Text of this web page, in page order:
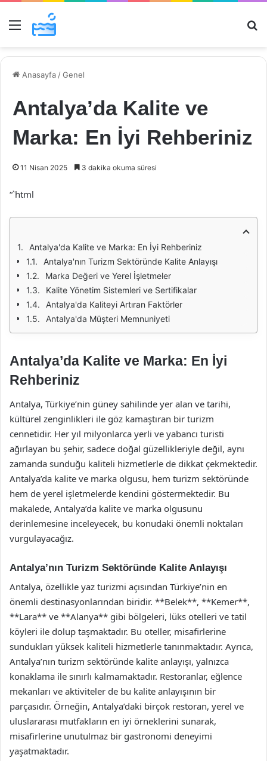
Menü
Anasayfa /Genel
Antalya’da Kalite ve
Marka: En İyi Rehberiniz
11 Nisan 2025 3 dakika okuma süresi
“`html
Antalya'da Kalite ve Marka: En İyi Rehberiniz
Antalya'nın Turizm Sektöründe Kalite Anlayışı
Marka Değeri ve Yerel İşletmeler
Kalite Yönetim Sistemleri ve Sertifikalar
Antalya'da Kaliteyi Artıran Faktörler
Antalya'da Müşteri Memnuniyeti
Antalya’da Kalite ve Marka: En İyi
Rehberiniz
Antalya, Türkiye’nin güney sahilinde yer alan ve tarihi,
kültürel zenginlikleri ile göz kamaştıran bir turizm
cennetidir. Her yıl milyonlarca yerli ve yabancı turisti
ağırlayan bu şehir, sadece doğal güzellikleriyle değil, aynı
zamanda sunduğu kaliteli hizmetlerle de dikkat çekmektedir.
Antalya’da kalite ve marka olgusu, hem turizm sektöründe
hem de yerel işletmelerde kendini göstermektedir. Bu
makalede, Antalya’da kalite ve marka olgusunu
derinlemesine inceleyecek, bu konudaki önemli noktaları
vurgulayacağız.
Antalya’nın Turizm Sektöründe Kalite Anlayışı
Antalya, özellikle yaz turizmi açısından Türkiye’nin en
önemli destinasyonlarından biridir. **Belek**, **Kemer**,
**Lara** ve **Alanya** gibi bölgeleri, lüks otelleri ve tatil
köyleri ile dolup taşmaktadır. Bu oteller, misafirlerine
sundukları yüksek kaliteli hizmetlerle tanınmaktadır. Ayrıca,
Antalya’nın turizm sektöründe kalite anlayışı, yalnızca
konaklama ile sınırlı kalmamaktadır. Restoranlar, eğlence
mekanları ve aktiviteler de bu kalite anlayışının bir
parçasıdır. Örneğin, Antalya’daki birçok restoran, yerel ve
uluslararası mutfakların en iyi örneklerini sunarak,
misafirlerine unutulmaz bir gastronomi deneyimi
yaşatmaktadır.